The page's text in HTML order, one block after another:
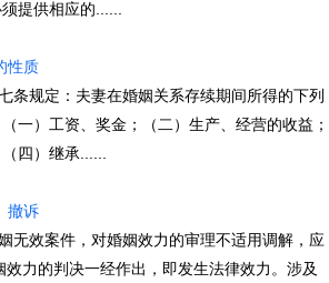
提供相应的......
性质
规定：夫妻在婚姻关系存续期间所得的下列
一）工资、奖金；（二）生产、经营的收益；
（四）继承......
撤诉
效案件，对婚姻效力的审理不适用调解，应
力的判决一经作出，即发生法律效力。涉及